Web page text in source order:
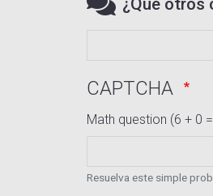
CAPTCHA
Math question (6 + 0
Resuelva este simple